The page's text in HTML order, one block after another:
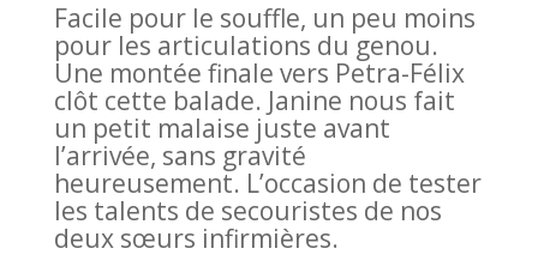
Facile pour le souffle, un peu moins
pour les articulations du genou.
Une montée finale vers Petra-Félix
clôt cette balade. Janine nous fait
un petit malaise juste avant
l’arrivée, sans gravité
heureusement. L’occasion de tester
les talents de secouristes de nos
deux sœurs infirmières.